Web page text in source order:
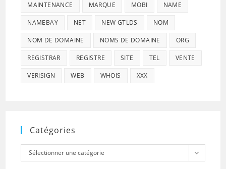
MAINTENANCE MARQUE MOBI NAME
NAMEBAY NET NEW GTLDS NOM
NOM DE DOMAINE NOMS DE DOMAINE ORG
REGISTRAR REGISTRE SITE TEL VENTE
VERISIGN WEB WHOIS XXX
Catégories
Catégories
Sélectionner une catégorie